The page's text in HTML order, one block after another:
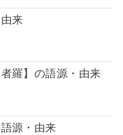
来
羅】の語源・由来
源・由来